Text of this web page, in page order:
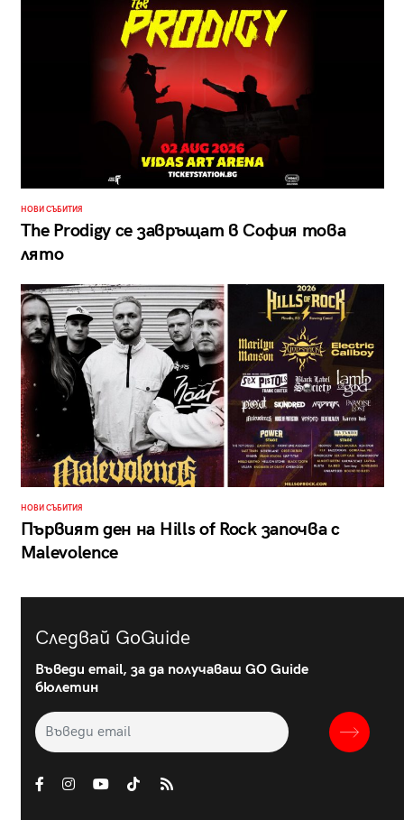
НОВИ СЪБИТИЯ
The Prodigy се завръщат в София това
лято
НОВИ СЪБИТИЯ
Първият ден на Hills of Rock започва с
Malevolence
Следвай GoGuide
Въведи email, за да получаваш GO Guide
бюлетин